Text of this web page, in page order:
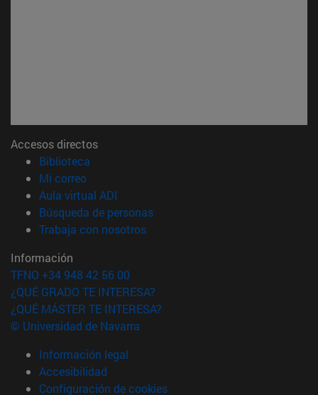
Accesos directos
Biblioteca
Mi correo(abre en nueva ventana)
Aula virtual ADI
Búsqueda de personas(abre en nueva ventana)
Trabaja con nosotros(abre en nueva ventana)
Información
TFNO +34 948 42 56 00
¿QUÉ GRADO TE INTERESA?
¿QUÉ MÁSTER TE INTERESA?
© Universidad de Navarra
Información legal
Accesibilidad
Configuración de cookies